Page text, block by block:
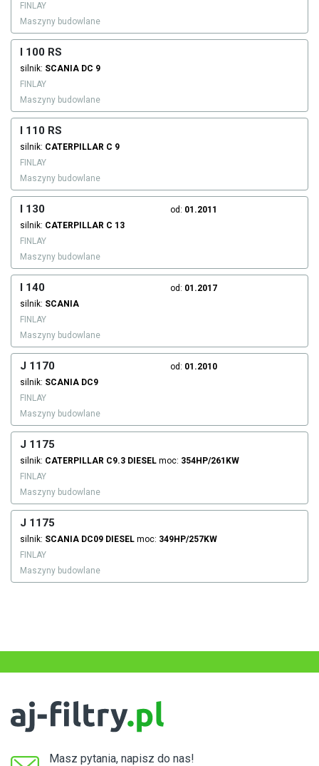
FINLAY
Maszyny budowlane
I 100 RS
silnik: SCANIA DC 9
FINLAY
Maszyny budowlane
I 110 RS
silnik: CATERPILLAR C 9
FINLAY
Maszyny budowlane
I 130 od: 01.2011
silnik: CATERPILLAR C 13
FINLAY
Maszyny budowlane
I 140 od: 01.2017
silnik: SCANIA
FINLAY
Maszyny budowlane
J 1170 od: 01.2010
silnik: SCANIA DC9
FINLAY
Maszyny budowlane
J 1175
silnik: CATERPILLAR C9.3 DIESEL moc: 354HP/261KW
FINLAY
Maszyny budowlane
J 1175
silnik: SCANIA DC09 DIESEL moc: 349HP/257KW
FINLAY
Maszyny budowlane
Masz pytania, napisz do nas!